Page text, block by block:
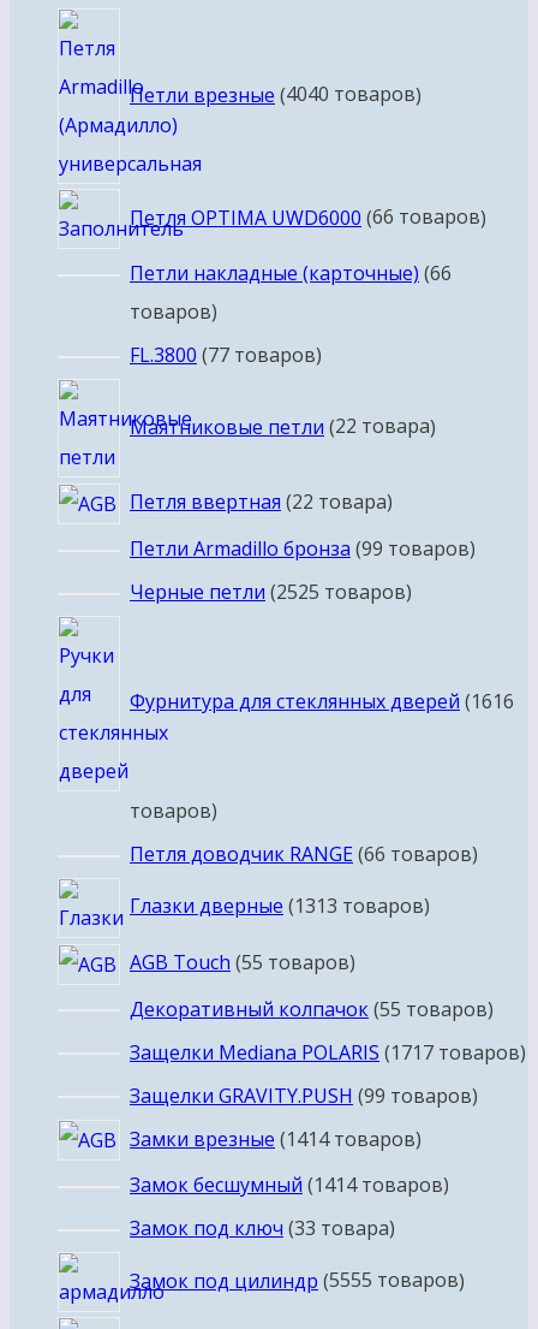
Петли врезные 4040 товаров
Петля OPTIMA UWD6000 66 товаров
Петли накладные (карточные) 66
товаров
FL.3800 77 товаров
Маятниковые петли 22 товара
Петля ввертная 22 товара
Петли Armadillo бронза 99 товаров
Черные петли 2525 товаров
Фурнитура для стеклянных дверей 1616
товаров
Петля доводчик RANGE 66 товаров
Глазки дверные 1313 товаров
AGB Touch 55 товаров
Декоративный колпачок 55 товаров
Защелки Mediana POLARIS 1717 товаров
Защелки GRAVITY.PUSH 99 товаров
Замки врезные 1414 товаров
Замок бесшумный 1414 товаров
Замок под ключ 33 товара
Замок под цилиндр 5555 товаров